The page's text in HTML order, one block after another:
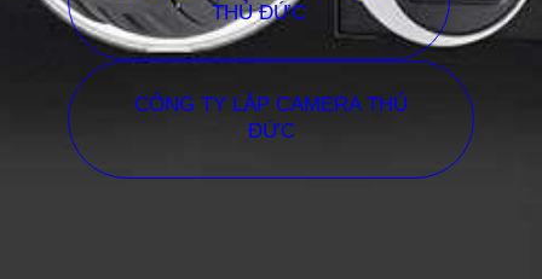
THỦ ĐỨC
CÔNG TY LẮP CAMERA THỦ
ĐỨC